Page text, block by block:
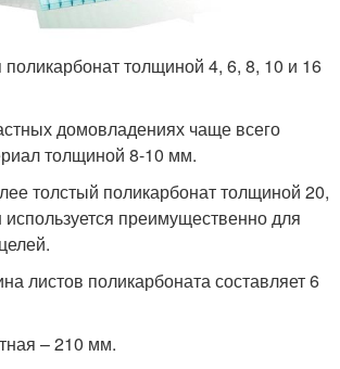
поликарбонат толщиной 4, 6, 8, 10 и 16
домовладениях чаще всего
толщиной 8-10 мм.
толстый поликарбонат толщиной 20,
преимущественно для
листов поликарбоната составляет 6
– 210 мм.